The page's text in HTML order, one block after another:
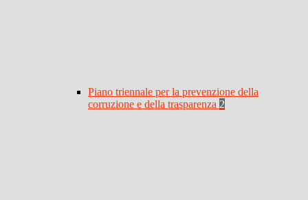
Piano triennale per la prevenzione della
corruzione e della trasparenza 2